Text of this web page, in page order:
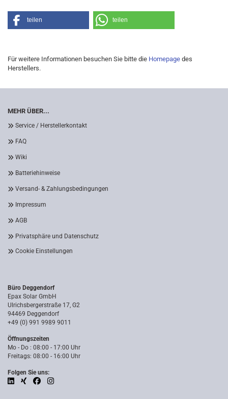
teilen teilen
Für weitere Informationen besuchen Sie bitte die Homepage des
Herstellers.
MEHR ÜBER...
Service / Herstellerkontakt
FAQ
Wiki
Batteriehinweise
Versand- & Zahlungsbedingungen
Impressum
AGB
Privatsphäre und Datenschutz
Cookie Einstellungen
Büro Deggendorf
Epax Solar GmbH
Ulrichsbergerstraße 17, G2
94469 Deggendorf
+49 (0) 991 9989 9011
Öffnungszeiten
Mo - Do : 08:00 - 17:00 Uhr
Freitags: 08:00 - 16:00 Uhr
Folgen Sie uns: